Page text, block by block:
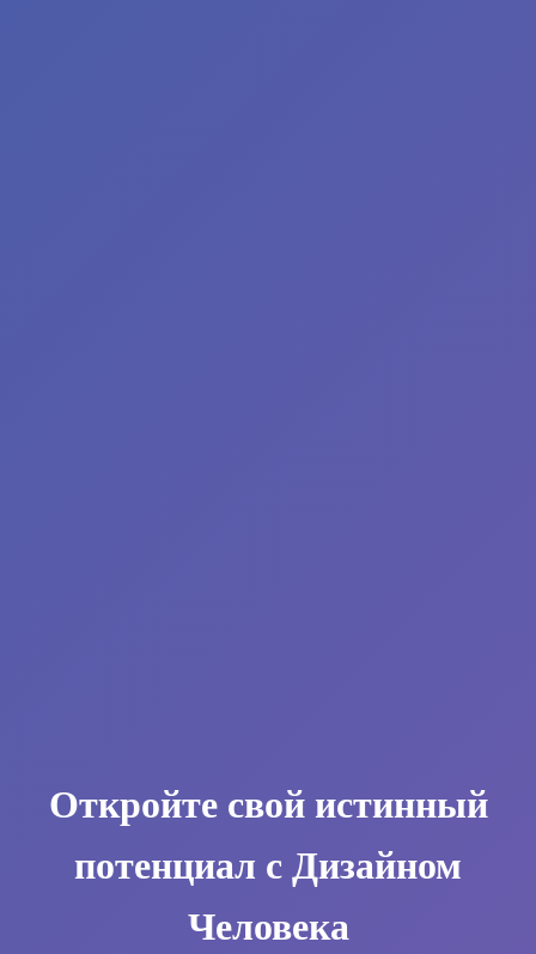
Откройте свой истинный
потенциал с Дизайном
Человека